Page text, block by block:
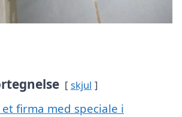
skjul
firma med speciale i